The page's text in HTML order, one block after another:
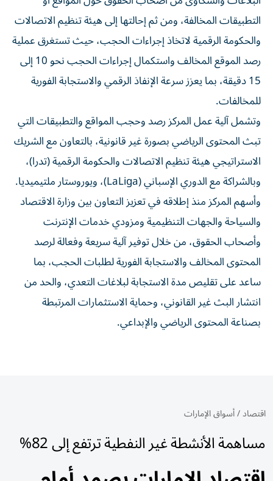
التطبيقات المخالفة، ومن ثم إحالتها إلى هيئة تنظيم الاتصالات
والحكومة الرقمية لاتخاذ إجراءات الحجب، حيث تستغرق عملية
رصد الموقع المخالف واستكمال إجراءات الحجب نحو 10 إلى
15 دقيقة، بما يعزز سرعة الإنفاذ الرقمي والاستجابة الفورية
للمخالفات.
وتشمل آلية عمل المركز رصد وحجب المواقع والتطبيقات التي
تبث المحتوى الرياضي بصورة غير قانونية، بالتعاون مع الشريك
الاستراتيجي هيئة تنظيم الاتصالات والحكومة الرقمية (تدرا)،
وبالشراكة مع الدوري الإسباني (LaLiga)، ويوروستار ملتيميديا.
وأسهم المركز منذ إطلاقه في تعزيز التعاون بين وزارة الاقتصاد
والسياحة والجهات التنظيمية ومزودي خدمات الإنترنت
وأصحاب الحقوق، من خلال توفير آلية سريعة وفعالة لرصد
المحتوى المخالف والاستجابة الفورية لطلبات الحجب، بما
ساعد على تقليص مدة الاستجابة لبلاغات التعدي، والحد من
انتشار البث غير القانوني، وحماية الاستثمارات المرتبطة
بصناعة المحتوى الرياضي والإبداعي.
اقتصاد/أسواق الإمارات
مساهمة الأنشطة غير النفطية ترتفع إلى 82%